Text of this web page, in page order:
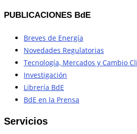
PUBLICACIONES BdE
Breves de Energía
Novedades Regulatorias
Tecnología, Mercados y Cambio
Investigación
Librería BdE
BdE en la Prensa
Servicios